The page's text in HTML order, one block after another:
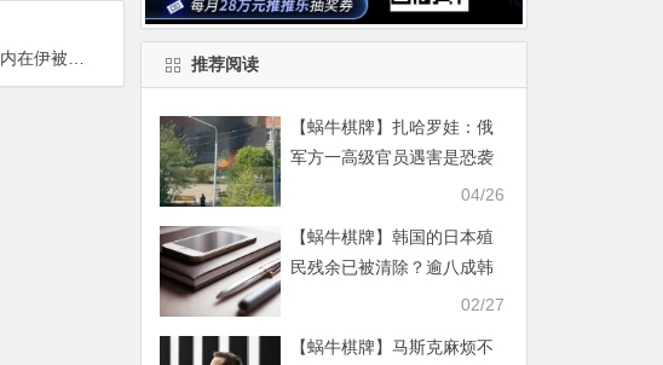
捕第一位
推荐阅读
【蜗牛棋牌】扎哈罗娃：俄
军方一高级官员遇害是恐袭
04/26
【蜗牛棋牌】韩国的日本殖
民残余已被清除？逾八成韩
02/27
【蜗牛棋牌】马斯克麻烦不